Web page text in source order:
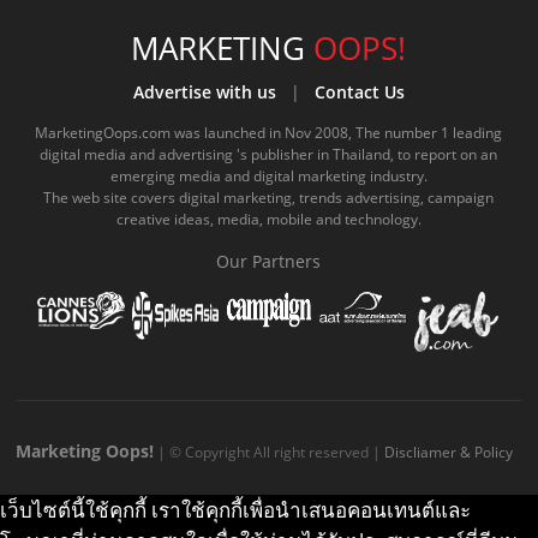
e
b
o
o
k
c
o
t
u
b
e
.
o
o
m
e
m
e
t
a
g
r
a
.
t
o
k
.
c
m
MARKETING OOPS!
Advertise with us| Contact Us
MarketingOops.com was launched in Nov 2008, The number 1 leading
digital media and advertising 's publisher in Thailand, to report on an
emerging media and digital marketing industry.
The web site covers digital marketing, trends advertising, campaign
creative ideas, media, mobile and technology.
Our Partners
Marketing Oops! | © Copyright All right reserved | Discliamer & Policy
เว็บไซต์นี้ใช้คุกกี้ เราใช้คุกกี้เพื่อนำเสนอคอนเทนต์และ